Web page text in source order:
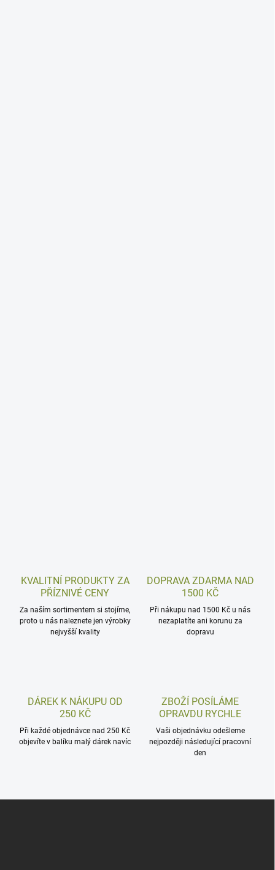
KVALITNÍ PRODUKTY ZA
PŘÍZNIVÉ CENY
Za naším sortimentem si stojíme,
proto u nás naleznete jen výrobky
nejvyšší kvality
DOPRAVA ZDARMA NAD
1500 KČ
Při nákupu nad 1500 Kč u nás
nezaplatíte ani korunu za
dopravu
DÁREK K NÁKUPU OD
250 KČ
Při každé objednávce nad 250 Kč
objevíte v balíku malý dárek navíc
ZBOŽÍ POSÍLÁME
OPRAVDU RYCHLE
Vaši objednávku odešleme
nejpozději následující pracovní
den